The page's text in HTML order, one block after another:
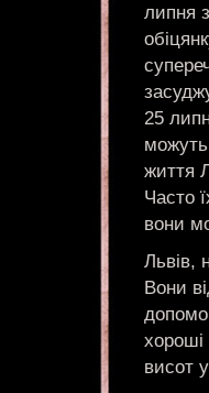
липня
25
можуть
життя
Часто
вони
Львів,
Вони
хороші
висот